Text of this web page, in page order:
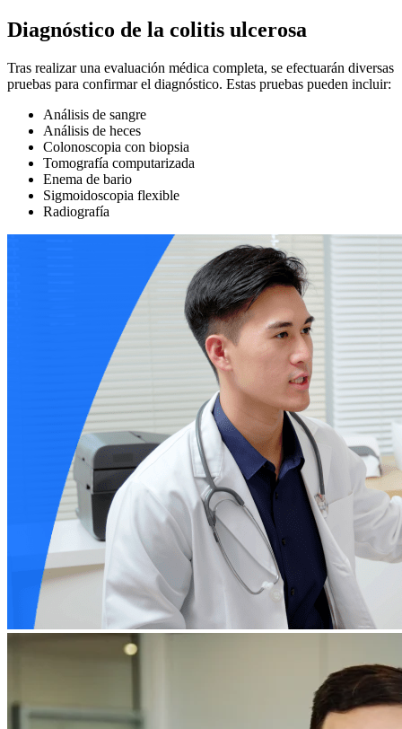
Diagnóstico de la colitis ulcerosa
Tras realizar una evaluación médica completa, se efectuarán diversas
pruebas para confirmar el diagnóstico. Estas pruebas pueden incluir:
Análisis de sangre
Análisis de heces
Colonoscopia con biopsia
Tomografía computarizada
Enema de bario
Sigmoidoscopia flexible
Radiografía